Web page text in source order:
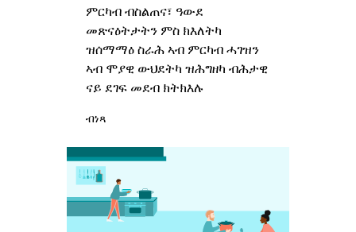
ምርካብ ብስልጠና፣ ዓውደ
መጽናዕትታትን ምስ ክእለትካ
ዝሰማማዕ ስራሕ ኣብ ምርካብ ሓገዝን
ኣብ ሞያዊ ውህደትካ ዝሕግዘካ ብሕታዊ
ናይ ደገፍ መደብ ክትክእሉ
ብነጻ